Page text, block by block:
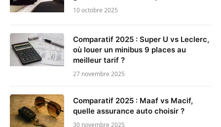
10 octobre 2025
Comparatif 2025 : Super U vs Leclerc,
où louer un minibus 9 places au
meilleur tarif ?
27 novembre 2025
Comparatif 2025 : Maaf vs Macif,
quelle assurance auto choisir ?
30 novembre 2025